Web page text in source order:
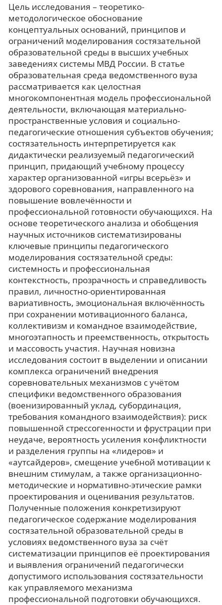
Цель исследования – теоретико-
методологическое обоснование
концептуальных оснований, принципов и
ограничений моделирования состязательной
образовательной среды в высших учебных
заведениях системы МВД России. В статье
образовательная среда ведомственного вуза
рассматривается как целостная
многокомпонентная модель профессиональной
деятельности, включающая материально-
пространственные условия и социально-
педагогические отношения субъектов обучения;
состязательность интерпретируется как
дидактически реализуемый педагогический
принцип, придающий учебному процессу
характер организованной «игры всерьёз» и
здорового соревнования, направленного на
повышение вовлечённости и
профессиональной готовности обучающихся. На
основе теоретического анализа и обобщения
научных источников систематизированы
ключевые принципы педагогического
моделирования состязательной среды:
системность и профессиональная
контекстность, прозрачность и справедливость
правил, личностно-ориентированная
вариативность, эмоциональная включённость
при сохранении мотивационного баланса,
коллективизм и командное взаимодействие,
многоэтапность и преемственность, открытость
и массовость участия. Научная новизна
исследования состоит в выделении и описании
комплекса ограничений внедрения
соревновательных механизмов с учётом
специфики ведомственного образования
(военизированный уклад, субординация,
требования командного взаимодействия): риск
повышенной стрессогенности и фрустрации при
неудаче, вероятность усиления конфликтности
и разделения группы на «лидеров» и
«аутсайдеров», смещение учебной мотивации к
внешним стимулам, а также организационно-
методические и нормативно-этические рамки
проектирования и оценивания результатов.
Полученные положения конкретизируют
педагогическое содержание моделирования
состязательной образовательной среды в
условиях ведомственного вуза за счёт
систематизации принципов её проектирования
и выявления ограничений педагогически
допустимого использования состязательности
как управляемого механизма
профессиональной подготовки обучающихся.